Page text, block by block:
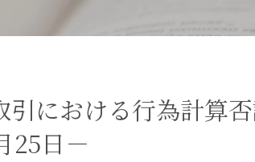
消費者向けサービス
における行為計算
25日－